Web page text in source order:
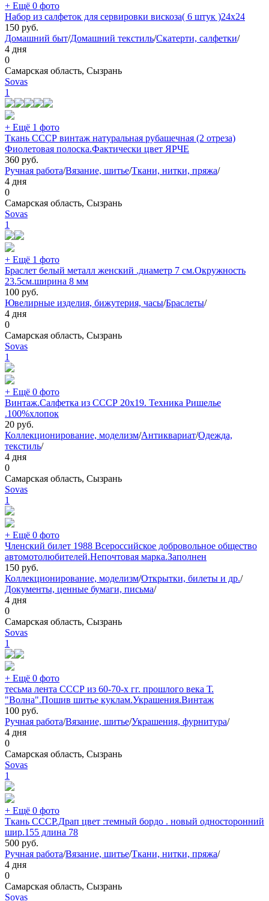
+ Ещё 0 фото
Набор из салфеток для сервировки вискоза( 6 штук )24х24
150 руб.
Домашний быт/Домашний текстиль/Скатерти, салфетки/
4 дня
0
Самарская область, Сызрань
Sovas
1
+ Ещё 1 фото
Ткань СССР винтаж натуральная рубашечная (2 отреза)
Фиолетовая полоска.Фактически цвет ЯРЧЕ
360 руб.
Ручная работа/Вязание, шитье/Ткани, нитки, пряжа/
4 дня
0
Самарская область, Сызрань
Sovas
1
+ Ещё 1 фото
Браслет белый металл женский .диаметр 7 см.Окружность
23.5см.ширина 8 мм
100 руб.
Ювелирные изделия, бижутерия, часы/Браслеты/
4 дня
0
Самарская область, Сызрань
Sovas
1
+ Ещё 0 фото
Винтаж.Салфетка из СССР 20х19. Техника Ришелье
.100%хлопок
20 руб.
Коллекционирование, моделизм/Антиквариат/Одежда,
текстиль/
4 дня
0
Самарская область, Сызрань
Sovas
1
+ Ещё 0 фото
Членский билет 1988 Всероссийское добровольное общество
автомотолюбителей.Непочтовая марка.Заполнен
150 руб.
Коллекционирование, моделизм/Открытки, билеты и др./
Документы, ценные бумаги, письма/
4 дня
0
Самарская область, Сызрань
Sovas
1
+ Ещё 0 фото
тесьма лента СССР из 60-70-х гг. прошлого века Т.
"Волна".Пошив шитье куклам.Украшения.Винтаж
100 руб.
Ручная работа/Вязание, шитье/Украшения, фурнитура/
4 дня
0
Самарская область, Сызрань
Sovas
1
+ Ещё 0 фото
Ткань CCCР.Драп цвет :темный бордо . новый односторонний
шир.155 длина 78
500 руб.
Ручная работа/Вязание, шитье/Ткани, нитки, пряжа/
4 дня
0
Самарская область, Сызрань
Sovas